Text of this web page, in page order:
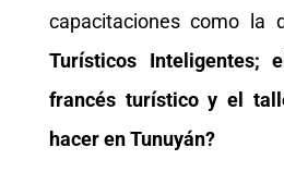
capacitaciones como la
Turísticos Inteligentes;
francés turístico y el
hacer en Tunuyán?